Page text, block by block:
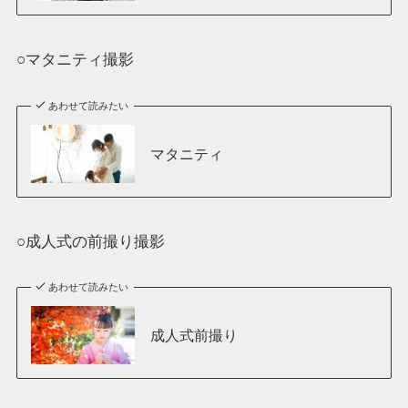
○マタニティ撮影
あわせて読みたい
マタニティ
○成人式の前撮り撮影
あわせて読みたい
成人式前撮り